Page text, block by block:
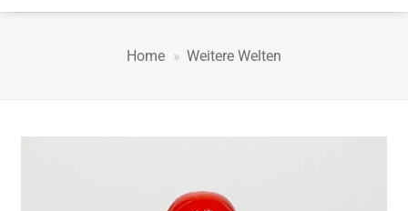
Home » Weitere Welten